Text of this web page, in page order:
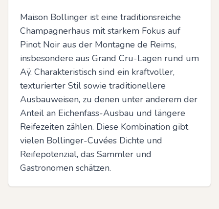
Maison Bollinger ist eine traditionsreiche
Champagnerhaus mit starkem Fokus auf
Pinot Noir aus der Montagne de Reims,
insbesondere aus Grand Cru-Lagen rund um
Aÿ. Charakteristisch sind ein kraftvoller,
texturierter Stil sowie traditionellere
Ausbauweisen, zu denen unter anderem der
Anteil an Eichenfass-Ausbau und längere
Reifezeiten zählen. Diese Kombination gibt
vielen Bollinger-Cuvées Dichte und
Reifepotenzial, das Sammler und
Gastronomen schätzen.